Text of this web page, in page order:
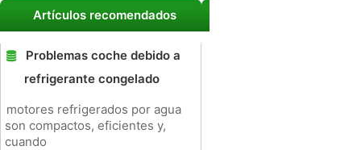
Artículos recomendados
Problemas coche debido a
refrigerante congelado
motores refrigerados por agua
son compactos, eficientes y,
cuando